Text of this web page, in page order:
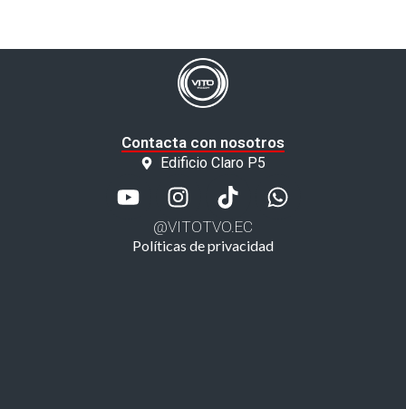
Contacta con nosotros
Edificio Claro P5
@VITOTVO.EC
Políticas de privacidad